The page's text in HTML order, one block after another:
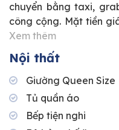
chuyển bằng taxi,
công cộng. Mặt tiền
không gian sống
cách thiết kế
phòng làm việc và lưu
Xem thêm
Nội thất
Giường Queen Size
Tủ quần áo
Bếp tiện nghi